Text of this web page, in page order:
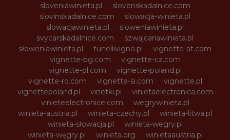
sloveniawinieta.pl
slovenskadalnice.com
slovinskadalnice.com
slowacja-winieta.pl
slowacjawinieta.pl
sloweniawinieta.pl
svycarskadalnice.com
szwajcariawinieta.pl
słoweniawinieta.pl
tunellivigno.pl
vignette-at.com
vignette-bg.com
vignette-cz.com
vignette-pl.com
vignette-poland.pl
vignette-ro.com
vignette-si.com
vignette.pl
vignettepoland.pl
vinetki.pl
vinietaelectronica.com
vinieteelectronice.com
wegrywinieta.pl
winieta-austria.pl
winieta-czechy.pl
winieta-litwa.pl
winieta-słowacja.pl
winieta-wegry.pl
winieta-węgry.pl
winieta.org
winietaaustria.pl